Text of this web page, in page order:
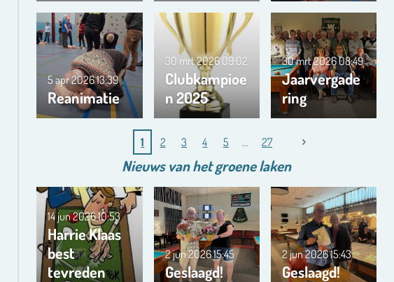
Reanimatie
5 apr 202613:39
Clubkampioe
n 2025
30 mrt 2026 09:02
Jaarvergade
ring
30 mrt 202608:49
1 2 3 4 5 27
Nieuws van hetgroenelaken
Harrie Klaas
best
tevreden
14 jun 202610:53
Geslaagd!
2 jun 202615:45
Geslaagd!
2 jun 202615:43